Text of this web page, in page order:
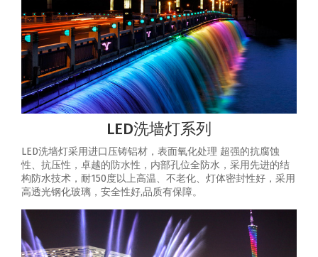
LED洗墙灯系列
LED洗墙灯采用进口压铸铝材，表面氧化处理 超强的抗腐蚀
性、抗压性，卓越的防水性，内部孔位全防水，采用先进的结
构防水技术，耐150度以上高温、不老化、灯体密封性好，采用
高透光钢化玻璃，安全性好,品质有保障。